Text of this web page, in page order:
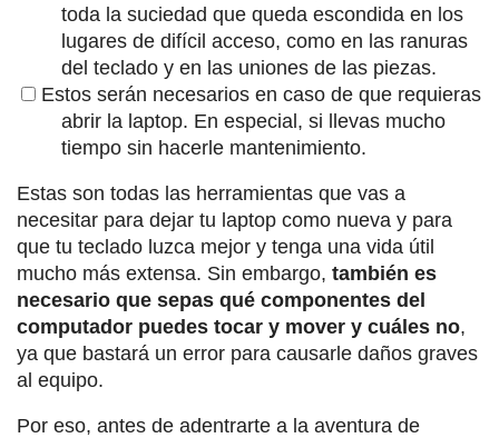
toda la suciedad que queda escondida en los
lugares de difícil acceso, como en las ranuras
del teclado y en las uniones de las piezas.
Estos serán necesarios en caso de que requieras
abrir la laptop. En especial, si llevas mucho
tiempo sin hacerle mantenimiento.
Estas son todas las herramientas que vas a
necesitar para dejar tu laptop como nueva y para
que tu teclado luzca mejor y tenga una vida útil
mucho más extensa. Sin embargo, también es
necesario que sepas qué componentes del
computador puedes tocar y mover y cuáles no,
ya que bastará un error para causarle daños graves
al equipo.
Por eso, antes de adentrarte a la aventura de